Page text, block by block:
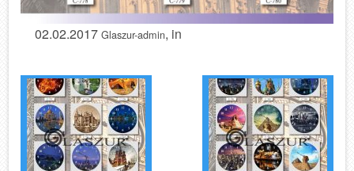
02.02.2017 Glaszur-admin, in